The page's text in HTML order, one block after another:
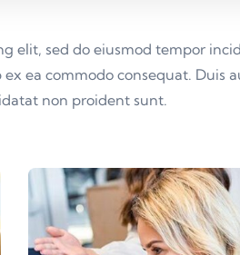
elit, sed do eiusmod tempor
ea commodo consequat.
non proident sunt.